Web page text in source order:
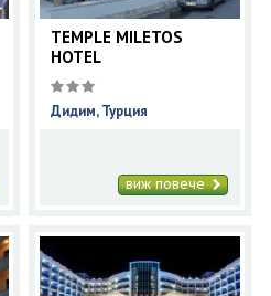
TEMPLE MILETOS
HOTEL
Дидим, Турция
виж повече